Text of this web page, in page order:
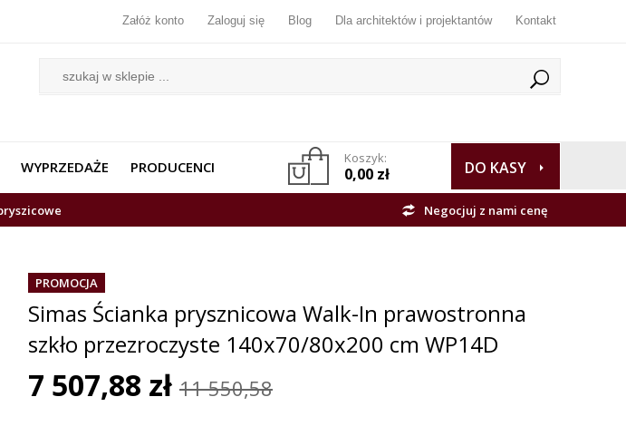
Załóż konto Zaloguj się Blog Dla architektów i projektantów Kontakt
WYPRZEDAŻE PRODUCENCI Koszyk:
0,00 zł DO KASY
Negocjuj z nami cenę
PROMOCJA
Simas Ścianka prysznicowa Walk-In prawostronna
szkło przezroczyste 140x70/80x200 cm WP14D
7 507,88 zł 11 550,58